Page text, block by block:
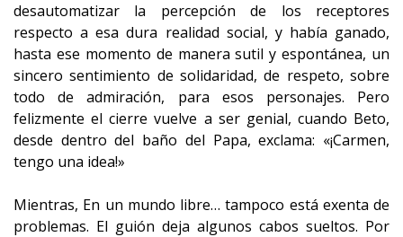
desautomatizar la percepción de los receptores
respecto a esa dura realidad social, y había ganado,
hasta ese momento de manera sutil y espontánea, un
sincero sentimiento de solidaridad, de respeto, sobre
todo de admiración, para esos personajes. Pero
felizmente el cierre vuelve a ser genial, cuando Beto,
desde dentro del baño del Papa, exclama: «¡Carmen,
tengo una idea!»
Mientras, En un mundo libre… tampoco está exenta de
problemas. El guión deja algunos cabos sueltos. Por